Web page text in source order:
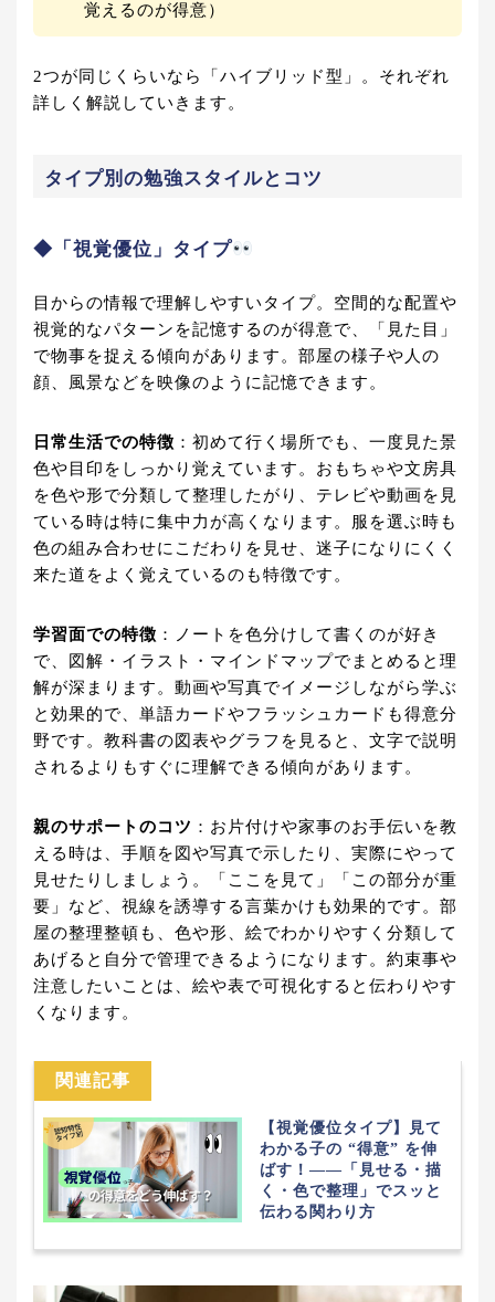
覚えるのが得意）
2つが同じくらいなら「ハイブリッド型」。それぞれ
詳しく解説していきます。
タイプ別の勉強スタイルとコツ
◆「視覚優位」タイプ
目からの情報で理解しやすいタイプ。空間的な配置や
視覚的なパターンを記憶するのが得意で、「見た目」
で物事を捉える傾向があります。部屋の様子や人の
顔、風景などを映像のように記憶できます。
日常生活での特徴 ：初めて行く場所でも、一度見た景
色や目印をしっかり覚えています。おもちゃや文房具
を色や形で分類して整理したがり、テレビや動画を見
ている時は特に集中力が高くなります。服を選ぶ時も
色の組み合わせにこだわりを見せ、迷子になりにくく
来た道をよく覚えているのも特徴です。
学習面での特徴 ：ノートを色分けして書くのが好き
で、図解・イラスト・マインドマップでまとめると理
解が深まります。動画や写真でイメージしながら学ぶ
と効果的で、単語カードやフラッシュカードも得意分
野です。教科書の図表やグラフを見ると、文字で説明
されるよりもすぐに理解できる傾向があります。
親のサポートのコツ ：お片付けや家事のお手伝いを教
える時は、手順を図や写真で示したり、実際にやって
見せたりしましょう。「ここを見て」「この部分が重
要」など、視線を誘導する言葉かけも効果的です。部
屋の整理整頓も、色や形、絵でわかりやすく分類して
あげると自分で管理できるようになります。約束事や
注意したいことは、絵や表で可視化すると伝わりやす
くなります。
関連記事
【視覚優位タイプ】見て
わかる子の “得意” を伸
ばす！――「見せる・描
く・色で整理」でスッと
伝わる関わり方